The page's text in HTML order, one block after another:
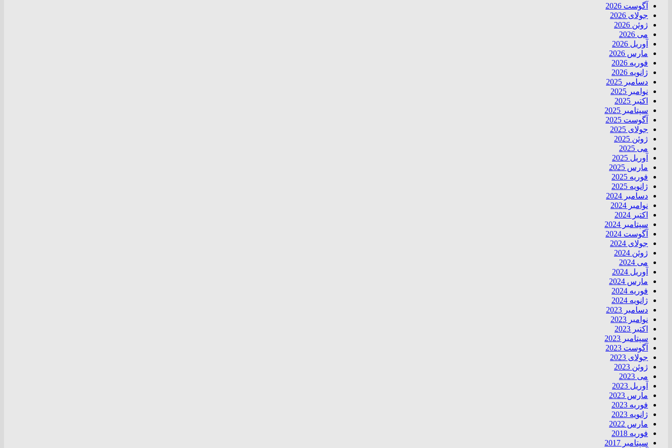
آگوست 2026
جولای 2026
ژوئن 2026
می 2026
آوریل 2026
مارس 2026
فوریه 2026
ژانویه 2026
دسامبر 2025
نوامبر 2025
اکتبر 2025
سپتامبر 2025
آگوست 2025
جولای 2025
ژوئن 2025
می 2025
آوریل 2025
مارس 2025
فوریه 2025
ژانویه 2025
دسامبر 2024
نوامبر 2024
اکتبر 2024
سپتامبر 2024
آگوست 2024
جولای 2024
ژوئن 2024
می 2024
آوریل 2024
مارس 2024
فوریه 2024
ژانویه 2024
دسامبر 2023
نوامبر 2023
اکتبر 2023
سپتامبر 2023
آگوست 2023
جولای 2023
ژوئن 2023
می 2023
آوریل 2023
مارس 2023
فوریه 2023
ژانویه 2023
مارس 2022
فوریه 2018
سپتامبر 2017